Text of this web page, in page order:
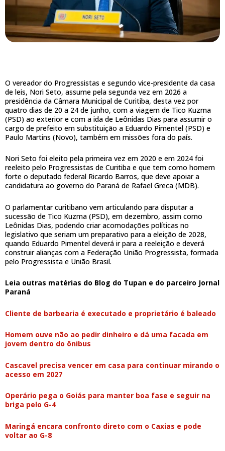
O vereador do Progressistas e segundo vice-presidente da casa
de leis, Nori Seto, assume pela segunda vez em 2026 a
presidência da Câmara Municipal de Curitiba, desta vez por
quatro dias de 20 a 24 de junho, com a viagem de Tico Kuzma
(PSD) ao exterior e com a ida de Leônidas Dias para assumir o
cargo de prefeito em substituição a Eduardo Pimentel (PSD) e
Paulo Martins (Novo), também em missões fora do país.
Nori Seto foi eleito pela primeira vez em 2020 e em 2024 foi
reeleito pelo Progressistas de Curitiba e que tem como homem
forte o deputado federal Ricardo Barros, que deve apoiar a
candidatura ao governo do Paraná de Rafael Greca (MDB).
O parlamentar curitibano vem articulando para disputar a
sucessão de Tico Kuzma (PSD), em dezembro, assim como
Leônidas Dias, podendo criar acomodações políticas no
legislativo que seriam um preparativo para a eleição de 2028,
quando Eduardo Pimentel deverá ir para a reeleição e deverá
construir alianças com a Federação União Progressista, formada
pelo Progressista e União Brasil.
Leia outras matérias do Blog do Tupan e do parceiro Jornal
Paraná
Cliente de barbearia é executado e proprietário é baleado
Homem ouve não ao pedir dinheiro e dá uma facada em
jovem dentro do ônibus
Cascavel precisa vencer em casa para continuar mirando o
acesso em 2027
Operário pega o Goiás para manter boa fase e seguir na
briga pelo G-4
Maringá encara confronto direto com o Caxias e pode
voltar ao G-8